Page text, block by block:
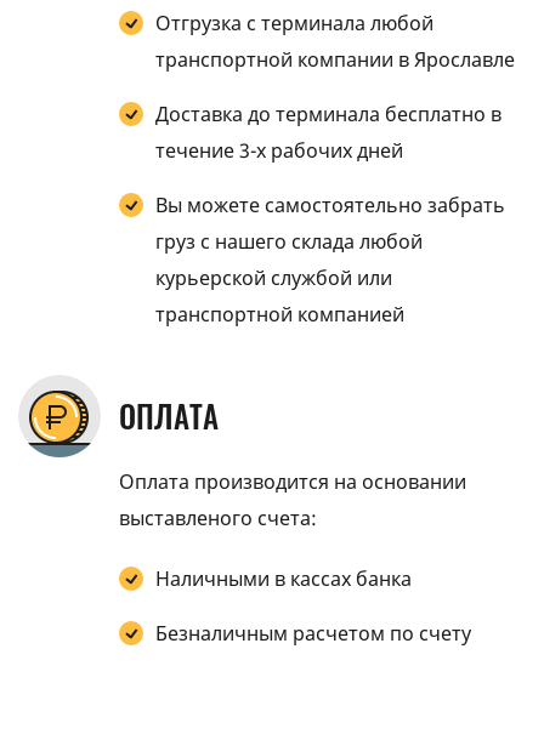
Отгрузка с терминала любой
транспортной компании в Ярославле
Доставка до терминала бесплатно в
течение 3-х рабочих дней
Вы можете самостоятельно забрать
груз с нашего склада любой
курьерской службой или
транспортной компанией
ОПЛАТА
Оплата производится на основании
выставленого счета:
Наличными в кассах банка
Безналичным расчетом по счету